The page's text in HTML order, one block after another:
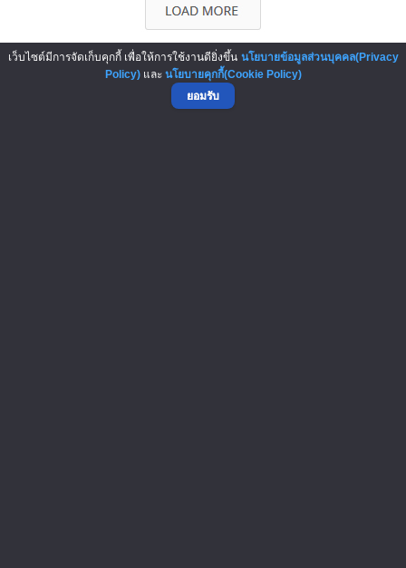
บทความมาใหม่ : New Articles
เว็บไซต์มีการจัดเก็บคุกกี้ เพื่อให้การใช้งานดียิ่งขึ้น นโยบายข้อมูลส่วนบุคคล(Privacy
Policy)และ นโยบายคุกกี้(Cookie Policy)
ยอมรับ